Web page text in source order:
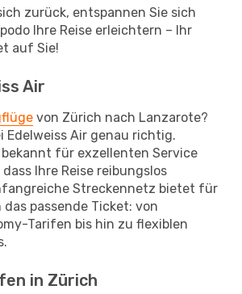
zurück, entspannen Sie sich
Ihre Reise erleichtern – Ihr
auf Sie!
Air
von Zürich nach Lanzarote?
Edelweiss Air genau richtig.
bekannt für exzellenten Service
Ihre Reise reibungslos
Streckennetz bietet für
das passende Ticket: von
Tarifen bis hin zu flexiblen
in Zürich